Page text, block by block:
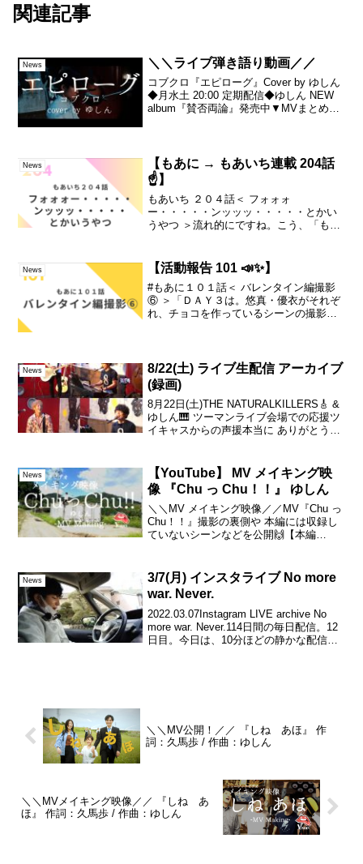
関連記事
News ＼＼ライブ弾き語り動画／／
コブクロ『エピローグ』Cover by ゆしん
◆月水土 20:00 定期配信◆ゆしん NEW
album『賛否両論』発売中▼MVまとめ
News
【もあに → もあいち連載 204話
☝️】
もあいち ２０４話＜ フォォォ
ー・・・・・ンッッッ・・・・・とかい
うやつ ＞流れ的にですね。こう、「もし
影、スタートしたんすよ～☆言うて。そ
こから、なんとなく、それ関...
News 【活動報告 101 📣✨】
#もあに１０１話＜ バレンタイン編撮影
⑥ ＞「ＤＡＹ３は。悠真・優衣がそれぞ
れ、チョコを作っているシーンの撮影☆
して参加し...
News
8/22(土) ライブ生配信 アーカイブ
(録画)
8月22日(土)THE NATURALKILLERS🎸 &
ゆしん🎹 ツーマンライブ‬会場での応援ツ
イキャスからの声援本当に ありがとうご
んと御来場くださった方全員...
News
【YouTube】 MV メイキング映
像 『Chu っ Chu！！』 ゆしん
＼＼MV メイキング映像／／MV『Chu っ
Chu！！』撮影の裏側や 本編には収録し
ていないシーンなどを公開🙌【本編
#MV#Making2024....
News
3/7(月) インスタライブ No more
war. Never.
2022.03.07Instagram LIVE archive No
more war. Never.114日間の毎日配信。12
日目。今日は、10分ほどの静かな配信と
＼＼MV公開！／／ 『しね あほ』 作
詞：久馬歩 / 作曲：ゆしん
＼＼MVメイキング映像／／ 『しね あ
ほ』 作詞：久馬歩 / 作曲：ゆしん